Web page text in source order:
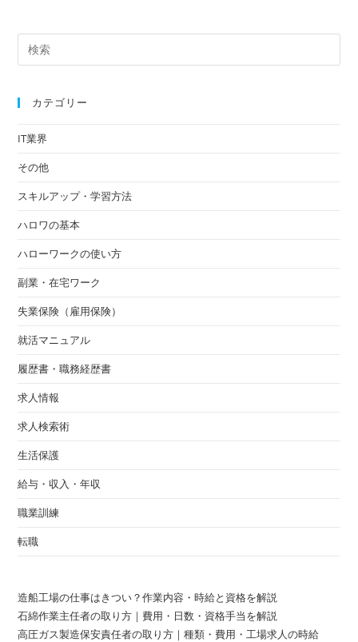
カテゴリー
IT業界
その他
スキルアップ・学習方法
ハロワの基本
ハローワークの使い方
副業・在宅ワーク
失業保険（雇用保険）
就活マニュアル
履歴書・職務経歴書
求人情報
求人検索術
生活保護
給与・収入・年収
職業訓練
転職
造船工場の仕事はきつい？作業内容・時給と資格を解説
石綿作業主任者の取り方｜費用・日数・資格手当を解説
高圧ガス製造保安責任者の取り方｜種類・費用・工場求人の時給